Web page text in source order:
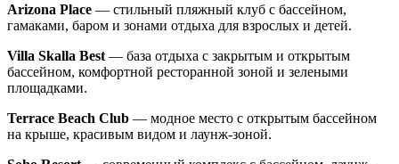
Arizona Place — стильный пляжный клуб с бассейном,
гамаками, баром и зонами отдыха для взрослых и детей.
Villa Skalla Best — база отдыха с закрытым и открытым
бассейном, комфортной ресторанной зоной и зелеными
площадками.
Terrace Beach Club — модное место с открытым бассейном
на крыше, красивым видом и лаунж-зоной.